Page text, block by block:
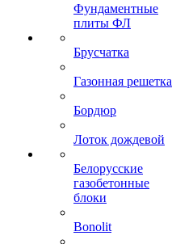
Фундаментные
плиты ФЛ
Брусчатка
Газонная решетка
Бордюр
Лоток дождевой
Белорусские
газобетонные
блоки
Bonolit